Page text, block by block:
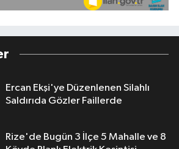
Ercan Ekşi'ye Düzenlenen Silahlı
Saldırıda Gözler Faillerde
Rize'de Bugün 3 İlçe 5 Mahalle ve 8